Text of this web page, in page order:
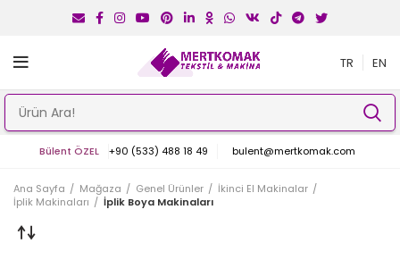
TR EN
Bülent ÖZEL +90 (533) 488 18 49 bulent@mertkomak.com
Ana Sayfa Mağaza Genel Ürünler
İkinci El Makinalar
İplik Makinaları
İplik Boya Makinaları